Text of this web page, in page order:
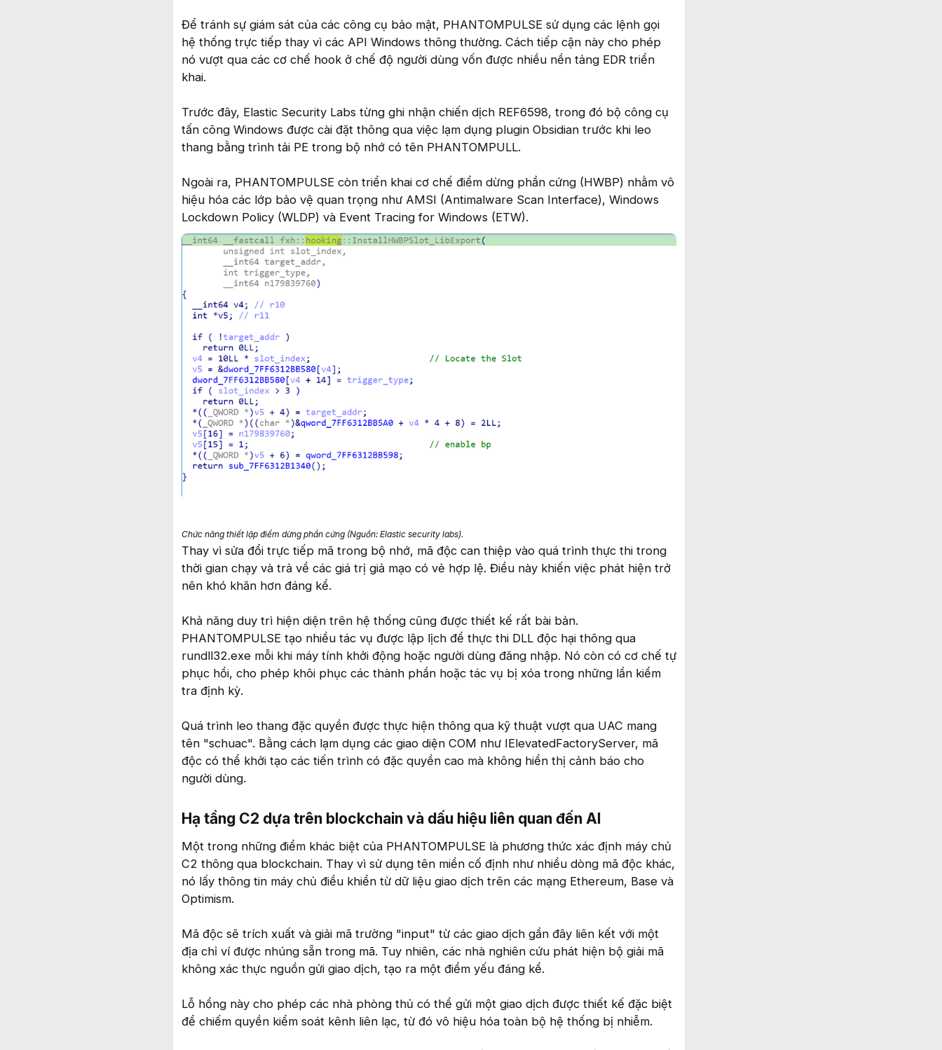
Để tránh sự giám sát của các công cụ bảo mật, PHANTOMPULSE sử dụng các lệnh gọi
hệ thống trực tiếp thay vì các API Windows thông thường. Cách tiếp cận này cho phép
nó vượt qua các cơ chế hook ở chế độ người dùng vốn được nhiều nền tảng EDR triển
khai.
Trước đây, Elastic Security Labs từng ghi nhận chiến dịch REF6598, trong đó bộ công cụ
tấn công Windows được cài đặt thông qua việc lạm dụng plugin Obsidian trước khi leo
thang bằng trình tải PE trong bộ nhớ có tên PHANTOMPULL.
Ngoài ra, PHANTOMPULSE còn triển khai cơ chế điểm dừng phần cứng (HWBP) nhằm vô
hiệu hóa các lớp bảo vệ quan trọng như AMSI (Antimalware Scan Interface), Windows
Lockdown Policy (WLDP) và Event Tracing for Windows (ETW).
Chức năng thiết lập điểm dừng phần cứng (Nguồn: Elastic security labs).
Thay vì sửa đổi trực tiếp mã trong bộ nhớ, mã độc can thiệp vào quá trình thực thi trong
thời gian chạy và trả về các giá trị giả mạo có vẻ hợp lệ. Điều này khiến việc phát hiện trở
nên khó khăn hơn đáng kể.
Khả năng duy trì hiện diện trên hệ thống cũng được thiết kế rất bài bản.
PHANTOMPULSE tạo nhiều tác vụ được lập lịch để thực thi DLL độc hại thông qua
rundll32.exe mỗi khi máy tính khởi động hoặc người dùng đăng nhập. Nó còn có cơ chế tự
phục hồi, cho phép khôi phục các thành phần hoặc tác vụ bị xóa trong những lần kiểm
tra định kỳ.
Quá trình leo thang đặc quyền được thực hiện thông qua kỹ thuật vượt qua UAC mang
tên "schuac". Bằng cách lạm dụng các giao diện COM như IElevatedFactoryServer, mã
độc có thể khởi tạo các tiến trình có đặc quyền cao mà không hiển thị cảnh báo cho
người dùng.
Hạ tầng C2 dựa trên blockchain và dấu hiệu liên quan đến AI
Một trong những điểm khác biệt của PHANTOMPULSE là phương thức xác định máy chủ
C2 thông qua blockchain. Thay vì sử dụng tên miền cố định như nhiều dòng mã độc khác,
nó lấy thông tin máy chủ điều khiển từ dữ liệu giao dịch trên các mạng Ethereum, Base và
Optimism.
Mã độc sẽ trích xuất và giải mã trường "input" từ các giao dịch gần đây liên kết với một
địa chỉ ví được nhúng sẵn trong mã. Tuy nhiên, các nhà nghiên cứu phát hiện bộ giải mã
không xác thực nguồn gửi giao dịch, tạo ra một điểm yếu đáng kể.
Lỗ hổng này cho phép các nhà phòng thủ có thể gửi một giao dịch được thiết kế đặc biệt
để chiếm quyền kiểm soát kênh liên lạc, từ đó vô hiệu hóa toàn bộ hệ thống bị nhiễm.